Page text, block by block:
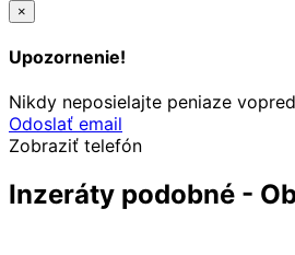
×
Upozornenie!
Nikdy neposielajte peniaze
Odoslať email
Zobraziť telefón
Inzeráty podobné -